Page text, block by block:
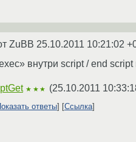
ZuBB 25.10.2011 10:21:02
внутри script / end script
★★★ (25.10.2011
ответы Ссылка